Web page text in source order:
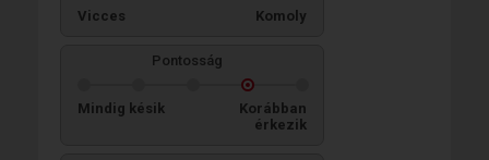
Vicces Komoly
Pontosság
Mindig késik
Korábban
érkezik